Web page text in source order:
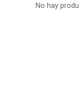
No hay